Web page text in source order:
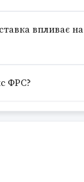
впливає на
ФРС?